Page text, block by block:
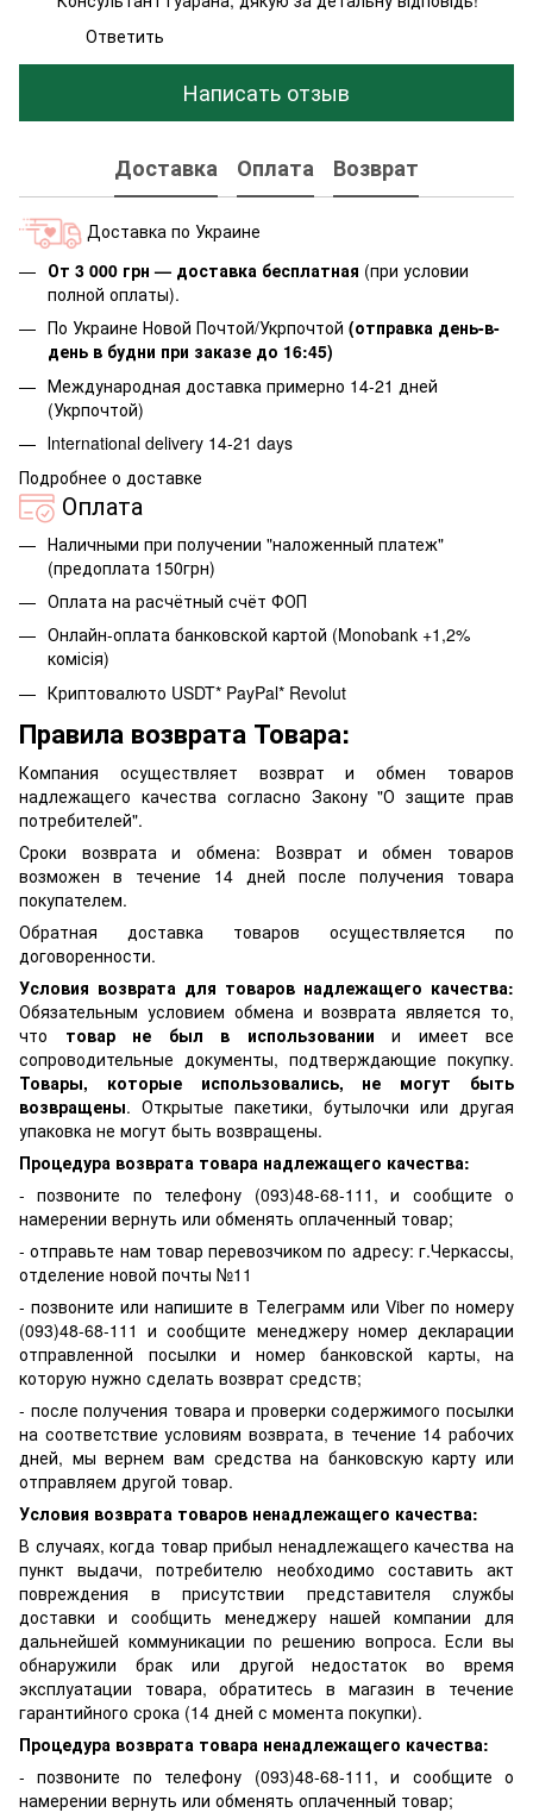
Ответить
Написать отзыв
Доставка Оплата Возврат
Доставка по Украине
От 3 000 грн — доставка бесплатная (при условии
полной оплаты).
По Украине Новой Почтой/Укрпочтой (отправка день-в-
день в будни при заказе до 16:45)
Международная доставка примерно 14-21 дней
(Укрпочтой)
Іnternational delivery 14-21 days
Подробнее о доставке
Оплата
Наличными при получении "наложенный платеж"
(предоплата 150грн)
Оплата на расчётный счёт ФОП
Онлайн-оплата банковской картой (Monobank +1,2%
комісія)
Криптовалюто USDT* PayPal* Revolut
Правила возврата Товара:
Компания осуществляет возврат и обмен товаров
надлежащего качества согласно Закону "О защите прав
потребителей".
Сроки возврата и обмена: Возврат и обмен товаров
возможен в течение 14 дней после получения товара
покупателем.
Обратная доставка товаров осуществляется по
договоренности.
Условия возврата для товаров надлежащего качества:
Обязательным условием обмена и возврата является то,
что товар не был в использовании и имеет все
сопроводительные документы, подтверждающие покупку.
Товары, которые использовались, не могут быть
возвращены. Открытые пакетики, бутылочки или другая
упаковка не могут быть возвращены.
Процедура возврата товара надлежащего качества:
- позвоните по телефону (093)48-68-111, и сообщите о
намерении вернуть или обменять оплаченный товар;
- отправьте нам товар перевозчиком по адресу: г.Черкассы,
отделение новой почты №11
- позвоните или напишите в Телеграмм или Viber по номеру
(093)48-68-111 и сообщите менеджеру номер декларации
отправленной посылки и номер банковской карты, на
которую нужно сделать возврат средств;
- после получения товара и проверки содержимого посылки
на соответствие условиям возврата, в течение 14 рабочих
дней, мы вернем вам средства на банковскую карту или
отправляем другой товар.
Условия возврата товаров ненадлежащего качества:
В случаях, когда товар прибыл ненадлежащего качества на
пункт выдачи, потребителю необходимо составить акт
повреждения в присутствии представителя службы
доставки и сообщить менеджеру нашей компании для
дальнейшей коммуникации по решению вопроса. Если вы
обнаружили брак или другой недостаток во время
эксплуатации товара, обратитесь в магазин в течение
гарантийного срока (14 дней с момента покупки).
Процедура возврата товара ненадлежащего качества:
- позвоните по телефону (093)48-68-111, и сообщите о
намерении вернуть или обменять оплаченный товар;